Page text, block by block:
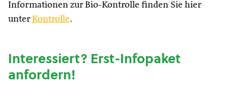
Informationen zur Bio-Kontrolle finden Sie hier
unterKontrolle.
Interessiert? Erst-Infopaket
anfordern!